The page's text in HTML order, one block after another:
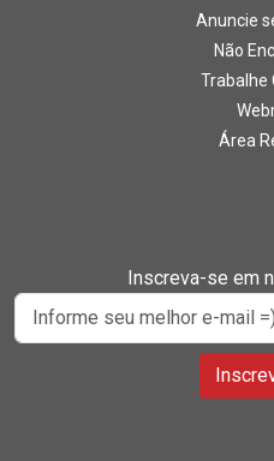
Anuncie
Não
Trabalhe
Área
Inscreva-se em